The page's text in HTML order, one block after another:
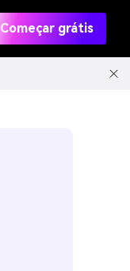
Começar grátis